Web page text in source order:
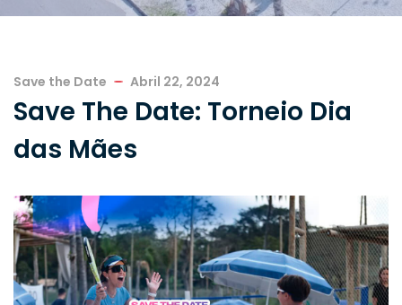
Save the Date Abril 22, 2024
Save The Date: Torneio Dia
das Mães